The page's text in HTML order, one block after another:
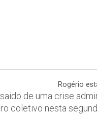
Rogério
de uma crise
coletivo nesta